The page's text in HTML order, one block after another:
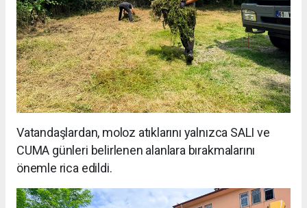
Vatandaşlardan, moloz atıklarını yalnızca SALI ve
CUMA günleri belirlenen alanlara bırakmalarını
önemle rica edildi.